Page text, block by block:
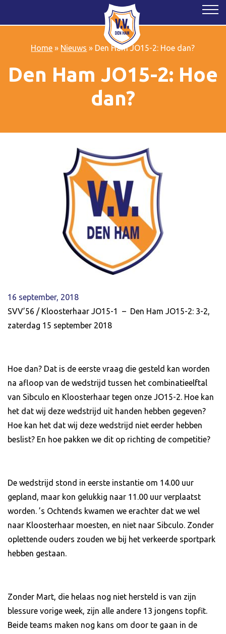
Home » Nieuws » Den Ham JO15-2: Hoe dan?
Den Ham JO15-2: Hoe
dan?
16 september, 2018
SVV’56 / Kloosterhaar JO15-1 – Den Ham JO15-2: 3-2,
zaterdag 15 september 2018
Hoe dan? Dat is de eerste vraag die gesteld kan worden
na afloop van de wedstrijd tussen het combinatieelftal
van Sibculo en Kloosterhaar tegen onze JO15-2. Hoe kan
het dat wij deze wedstrijd uit handen hebben gegeven?
Hoe kan het dat wij deze wedstrijd niet eerder hebben
beslist? En hoe pakken we dit op richting de competitie?
De wedstrijd stond in eerste instantie om 14.00 uur
gepland, maar kon gelukkig naar 11.00 uur verplaatst
worden. ’s Ochtends kwamen we erachter dat we wel
naar Kloosterhaar moesten, en niet naar Sibculo. Zonder
oplettende ouders zouden we bij het verkeerde sportpark
hebben gestaan.
Zonder Mart, die helaas nog niet hersteld is van zijn
blessure vorige week, zijn alle andere 13 jongens topfit.
Beide teams maken nog kans om door te gaan in de